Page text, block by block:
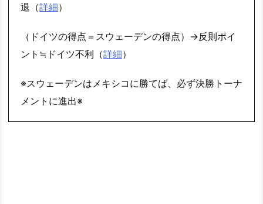
退（詳細）
（ドイツの得点＝スウェーデンの得点）→反則ポイ
ント≒ドイツ不利（詳細）
※スウェーデンはメキシコに勝てば、必ず決勝トーナ
メントに進出※